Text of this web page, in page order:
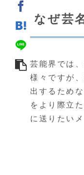
なぜ芸
芸能界では
様々ですが
出するため
をより際立
に送りたい